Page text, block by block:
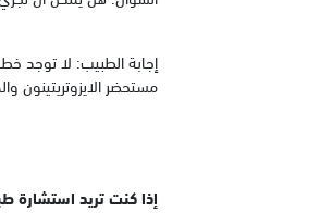
مستحضر الايزوتريتينون
إذا كنت تريد استشارة